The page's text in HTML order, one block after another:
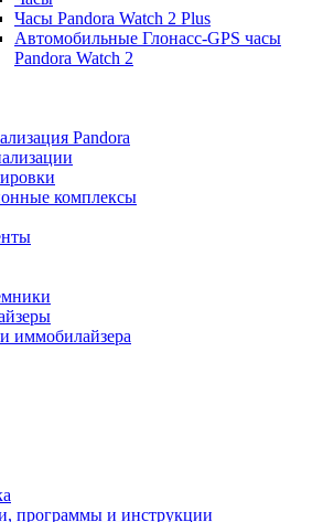
Часы Pandora Watch 2 Plus
Автомобильные Глонасс-GPS часы
Pandora Watch 2
Pandora
комплексы
иммобилайзера
программы и инструкции